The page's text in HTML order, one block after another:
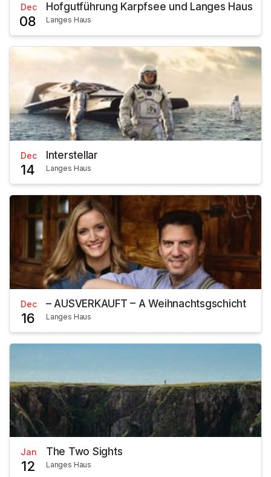
Dec
08
Hofgutführung Karpfsee und Langes Haus
Langes Haus
Dec
14
Interstellar
Langes Haus
Dec
16
– AUSVERKAUFT – A Weihnachtsgschicht
Langes Haus
Jan
12
The Two Sights
Langes Haus